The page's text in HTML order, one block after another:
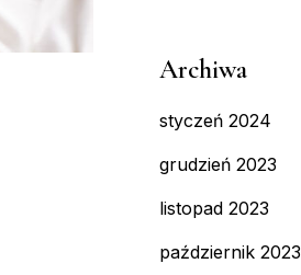
Archiwa
styczeń 2024
grudzień 2023
listopad 2023
październik 2023